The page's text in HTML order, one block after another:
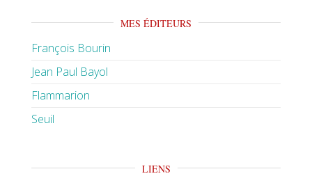
MES ÉDITEURS
François Bourin
Jean Paul Bayol
Flammarion
Seuil
LIENS